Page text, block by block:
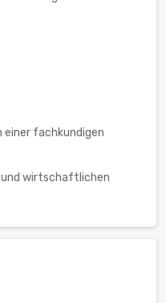
einer fachkundigen
und wirtschaftlichen